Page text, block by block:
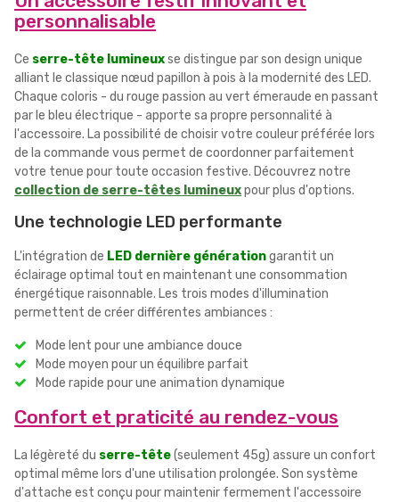
personnalisable
Ce serre-tête lumineuxse distingue par son design unique
alliant le classique nœud papillon à pois à la modernité des LED.
Chaque coloris - du rouge passion au vert émeraude en passant
par le bleu électrique - apporte sa propre personnalité à
l'accessoire. La possibilité de choisir votre couleur préférée lors
de la commande vous permet de coordonner parfaitement
votre tenue pour toute occasion festive. Découvrez notre
collection de serre-têtes lumineuxpour plus d'options.
Une technologie LED performante
L'intégration de LED dernière générationgarantit un
éclairage optimal tout en maintenant une consommation
énergétique raisonnable. Les trois modes d'illumination
permettent de créer différentes ambiances :
Mode lent pour une ambiance douce
Mode moyen pour un équilibre parfait
Mode rapide pour une animation dynamique
Confort et praticité au rendez-vous
La légèreté du serre-tête(seulement 45g) assure un confort
optimal même lors d'une utilisation prolongée. Son système
d'attache est conçu pour maintenir fermement l'accessoire